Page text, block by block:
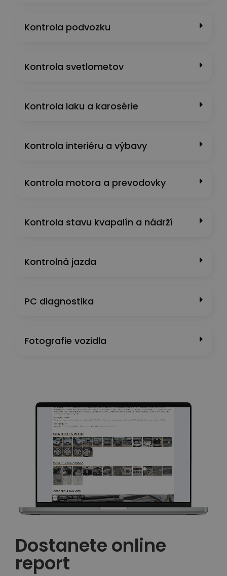
Kontrola podvozku
Kontrola svetlometov
Kontrola laku a karosérie
Kontrola interiéru a výbavy
Kontrola motora a prevodovky
Kontrola stavu kvapalín a nádrží
Kontrolná jazda
PC diagnostika
Fotografie vozidla
Dostanete online
report